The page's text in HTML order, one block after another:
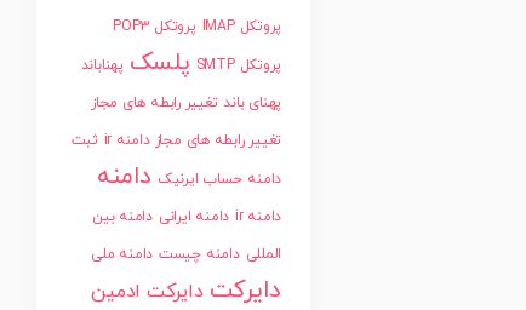
پروتکل IMAP
پروتکل POP3
پروتکل SMTP
پلسک پهناباند
پهنای باند تغییر رابطه های مجاز
تغییر رابطه های مجاز دامنه ir
ثبت
دامنه حساب ایرنیک دامنه
دامنه ir دامنه ایرانی دامنه بین
المللی دامنه چیست دامنه ملی
دایرکت دایرکت ادمین